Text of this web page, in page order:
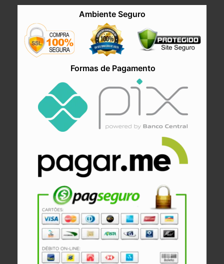
Ambiente Seguro
Formas de Pagamento